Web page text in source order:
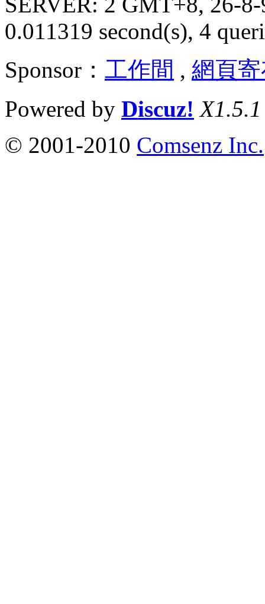
0.011319 second(s), 4
Sponsor： 工作間 , 網頁
Powered by Discuz! X1.5.1
© 2001-2010 Comsenz Inc.